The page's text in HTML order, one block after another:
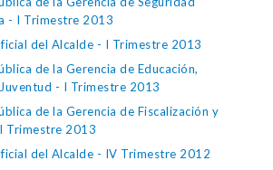
- I Trimestre 2013
del Alcalde - I Trimestre 2013
de la Gerencia de Educación,
- I Trimestre 2013
de la Gerencia de Fiscalización y
Trimestre 2013
del Alcalde - IV Trimestre 2012